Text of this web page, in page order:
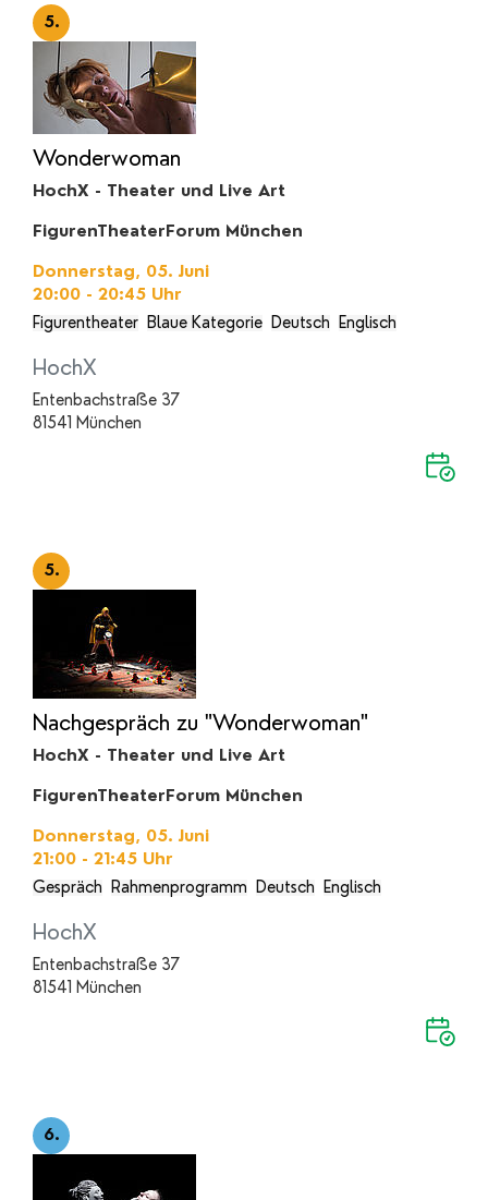
5.
Wonderwoman
HochX - Theater und Live Art
FigurenTheaterForum München
Donnerstag, 05. Juni
20:00 - 20:45 Uhr
Figurentheater Blaue Kategorie Deutsch Englisch
HochX
Entenbachstraße 37
81541 München
5.
Nachgespräch zu "Wonderwoman"
HochX - Theater und Live Art
FigurenTheaterForum München
Donnerstag, 05. Juni
21:00 - 21:45 Uhr
Gespräch
Rahmenprogramm Deutsch Englisch
HochX
Entenbachstraße 37
81541 München
6.